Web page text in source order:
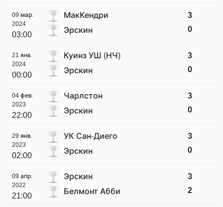
09 мар.
2024
03:00
МакКендри
Эрскин
3
0
21 янв.
2024
00:00
Куинз УШ (НЧ)
Эрскин
3
0
04 фев.
2023
22:00
Чарлстон
Эрскин
3
0
29 янв.
2023
02:00
УК Сан-Диего
Эрскин
3
0
09 апр.
2022
21:00
Эрскин
Белмонт Абби
3
2